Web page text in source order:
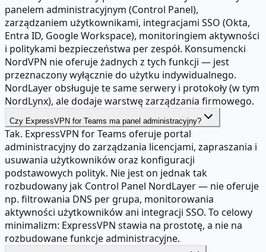
panelem administracyjnym (Control Panel),
zarządzaniem użytkownikami, integracjami SSO (Okta,
Entra ID, Google Workspace), monitoringiem aktywności
i politykami bezpieczeństwa per zespół. Konsumencki
NordVPN nie oferuje żadnych z tych funkcji — jest
przeznaczony wyłącznie do użytku indywidualnego.
NordLayer obsługuje te same serwery i protokoły (w tym
NordLynx), ale dodaje warstwę zarządzania firmowego.
Czy ExpressVPN for Teams ma panel administracyjny?
Tak. ExpressVPN for Teams oferuje portal
administracyjny do zarządzania licencjami, zapraszania i
usuwania użytkowników oraz konfiguracji
podstawowych polityk. Nie jest on jednak tak
rozbudowany jak Control Panel NordLayer — nie oferuje
np. filtrowania DNS per grupa, monitorowania
aktywności użytkowników ani integracji SSO. To celowy
minimalizm: ExpressVPN stawia na prostotę, a nie na
rozbudowane funkcje administracyjne.